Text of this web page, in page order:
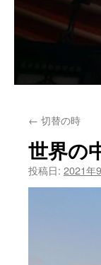
ン
テ
ン
← 切替の時
世界の
投稿日: 2021年